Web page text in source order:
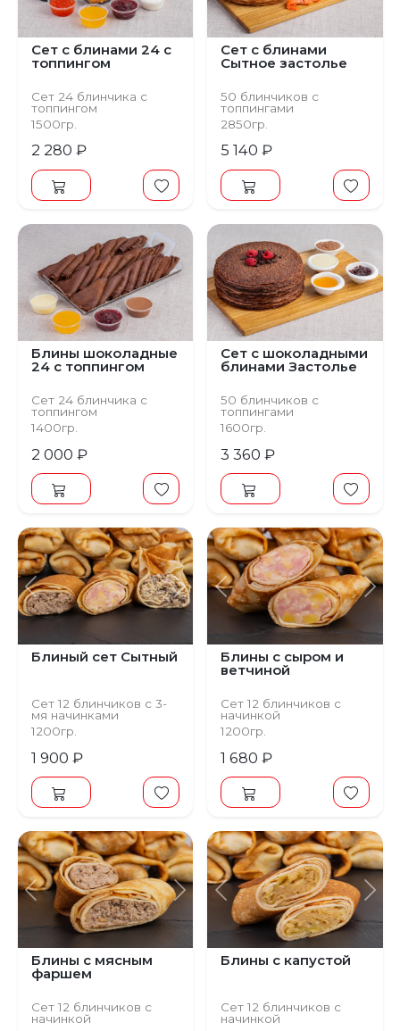
Сет с блинами 24 c
топпингом
Сет 24 блинчика с
топпингом
1500гр.
2 280 ₽
Сет с блинами
Сытное застолье
50 блинчиков с
топпингами
2850гр.
5 140 ₽
Блины шоколадные
24 с топпингом
Сет 24 блинчика с
топпингом
1400гр.
2 000 ₽
Сет с шоколадными
блинами Застолье
50 блинчиков с
топпингами
1600гр.
3 360 ₽
Предыдущий Следующий
Блиный сет Сытный
Сет 12 блинчиков с 3-
мя начинками
(1 шт. - 158 р.)
1200гр.
1 900 ₽
Предыдущий
Блины с сыром и
ветчиной
Сет 12 блинчиков с
начинкой
(1 шт. - 140 р.)
1200гр.
1 680 ₽
Предыдущий Следующий
Блины с мясным
фаршем
Сет 12 блинчиков с
начинкой
Предыдущий
Блины с капустой
Сет 12 блинчиков с
начинкой